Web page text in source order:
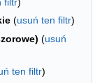
(usuń ten filtr)
(usuń
ten filtr)